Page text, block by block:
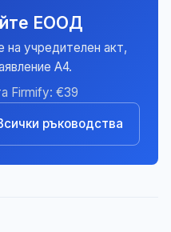
ЕООД
на учредителен акт,
А4.
Firmify: €39
ръководства